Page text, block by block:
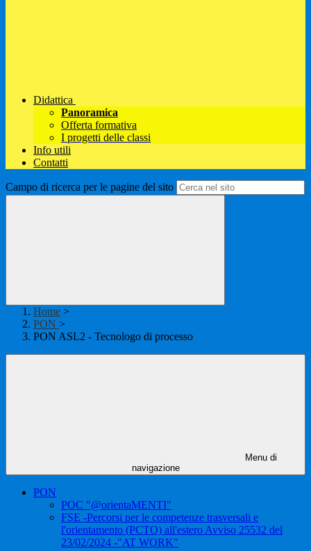
Didattica
Panoramica
Offerta formativa
I progetti delle classi
Info utili
Contatti
Campo di ricerca per le pagine del sito
Home >
PON >
PON ASL2 - Tecnologo di processo
Menu di
navigazione
PON
POC "@orientaMENTI"
FSE -Percorsi per le competenze trasversali e
l'orientamento (PCTO) all'estero Avviso 25532 del
23/02/2024 -"AT WORK"